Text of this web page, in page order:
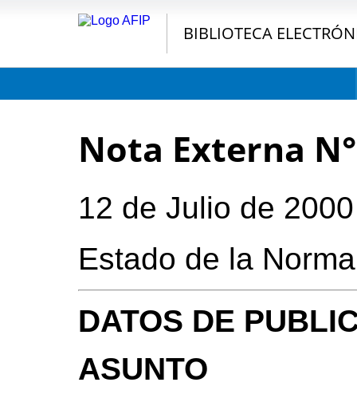
BIBLIOTECA
Nota Externa
12 de Julio de 2000
Estado de la
DATOS DE
ASUNTO